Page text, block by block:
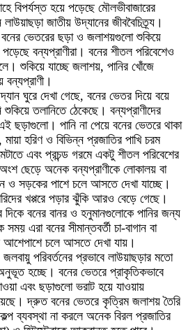
বিপর্যস্ত হয়ে পড়েছে মৌলভীবাজারের
জাতীয় উদ্যানের জীববৈচিত্র্য।
ভেতরের ছড়া ও জলাশয়গুলো শুকিয়ে
বন্যপ্রাণীরা। বনের শীতল পরিবেশেও
শুকিয়ে যাচ্ছে জলাশয়, পানির খোঁজে
ঘুরে দেখা গেছে, বনের ভেতর দিয়ে বয়ে
তলানিতে ঠেকেছে। বন্যপ্রাণীদের
ছড়াগুলো। পানি না পেয়ে বনের ভেতরে থাকা
হরিণ ও বিভিন্ন প্রজাতির পাখি চরম
এবং প্রচন্ড গরমে একটু শীতল পরিবেশের
ছেড়ে অনেক বন্যপ্রাণীকে লোকালয় বা
ও সড়কের পাশে চলে আসতে দেখা যাচ্ছে।
খপ্পরে পড়ার ঝুঁকি আরও বেড়ে গেছে।
দিকে বনের বানর ও হনুমানগুলোকে পানির জন্য
এরা বনের সীমান্তবর্তী চা-বাগান বা
আশেপাশে চলে আসতে দেখা যায়।
পরিবর্তনের প্রভাবে লাউয়াছড়ার মতো
হচ্ছে। বনের ভেতরে প্রাকৃতিকভাবে
এবং ছড়াগুলো ভরাট হয়ে যাওয়ায়
দ্রুত বনের ভেতরে কৃত্রিম জলাশয় তৈরি
ব্যবস্থা না করলে অনেক বিরল প্রজাতির